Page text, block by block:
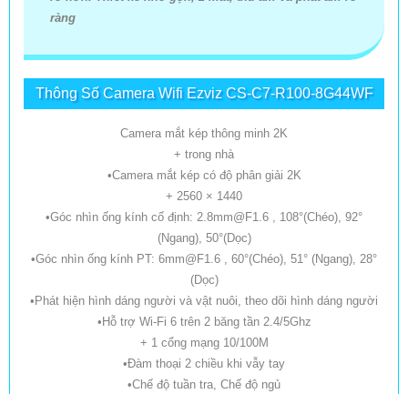
ràng
Thông Số Camera Wifi Ezviz CS-C7-R100-8G44WF
Camera mắt kép thông minh 2K
+ trong nhà
•Camera mắt kép có độ phân giải 2K
+ 2560 × 1440
•Góc nhìn ống kính cố định: 2.8mm@F1.6 , 108°(Chéo), 92°
(Ngang), 50°(Dọc)
•Góc nhìn ống kính PT: 6mm@F1.6 , 60°(Chéo), 51° (Ngang), 28°
(Dọc)
•Phát hiện hình dáng người và vật nuôi, theo dõi hình dáng người
•Hỗ trợ Wi-Fi 6 trên 2 băng tần 2.4/5Ghz
+ 1 cổng mạng 10/100M
•Đàm thoại 2 chiều khi vẫy tay
•Chế độ tuần tra, Chế độ ngủ